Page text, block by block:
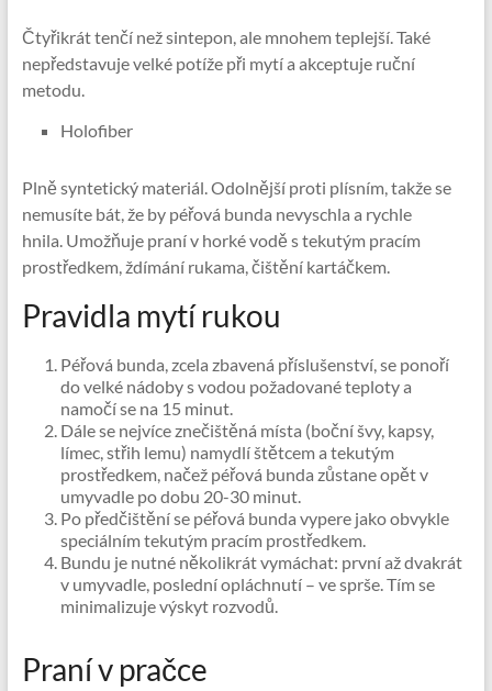
Čtyřikrát tenčí než sintepon, ale mnohem teplejší. Také
nepředstavuje velké potíže při mytí a akceptuje ruční
metodu.
Holofiber
Plně syntetický materiál. Odolnější proti plísním, takže se
nemusíte bát, že by péřová bunda nevyschla a rychle
hnila. Umožňuje praní v horké vodě s tekutým pracím
prostředkem, ždímání rukama, čištění kartáčkem.
Pravidla mytí rukou
Péřová bunda, zcela zbavená příslušenství, se ponoří
do velké nádoby s vodou požadované teploty a
namočí se na 15 minut.
Dále se nejvíce znečištěná místa (boční švy, kapsy,
límec, střih lemu) namydlí štětcem a tekutým
prostředkem, načež péřová bunda zůstane opět v
umyvadle po dobu 20-30 minut.
Po předčištění se péřová bunda vypere jako obvykle
speciálním tekutým pracím prostředkem.
Bundu je nutné několikrát vymáchat: první až dvakrát
v umyvadle, poslední opláchnutí – ve sprše. Tím se
minimalizuje výskyt rozvodů.
Praní v pračce